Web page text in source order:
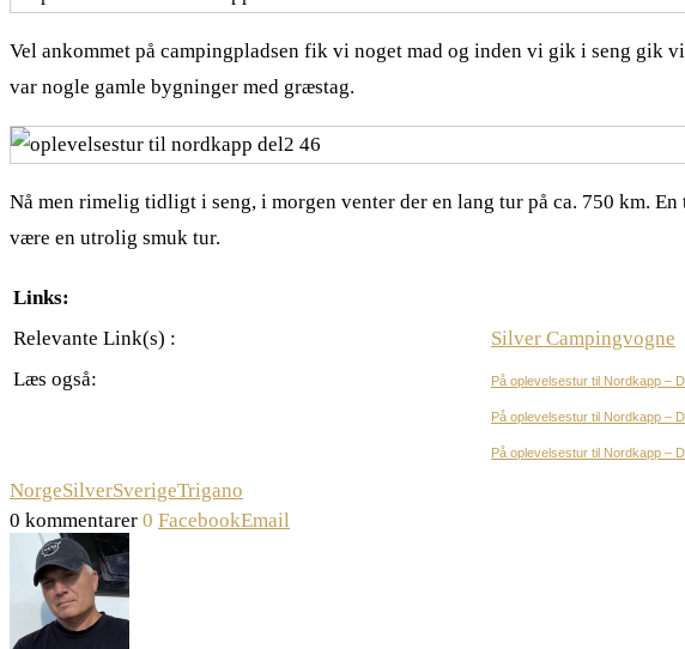
Vel ankommet på campingpladsen fik vi noget mad og inden vi gik i seng
var nogle gamle bygninger med græstag.
Nå men rimelig tidligt i seng, i morgen venter der en lang tur på ca. 750 km.
være en utrolig smuk tur.
Links:
Relevante Link(s) :
Silver Campingvogne
Læs også:
På oplevelsestur til Nordkapp –
På oplevelsestur til Nordkapp –
På oplevelsestur til Nordkapp –
NorgeSilverSverigeTrigano
0 kommentarer 0 FacebookEmail